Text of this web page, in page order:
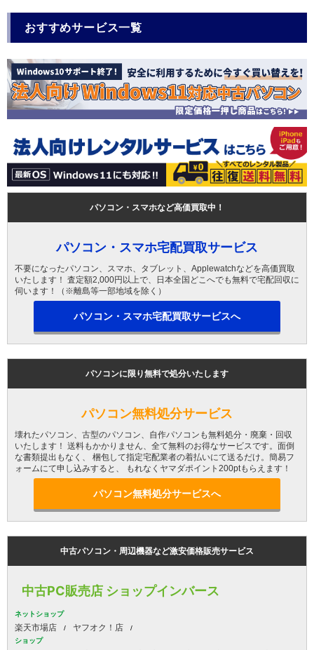
おすすめサービス一覧
パソコン・スマホなど高価買取中！
パソコン・スマホ宅配買取サービス
不要になったパソコン、スマホ、タブレット、Applewatchなどを高価買取
いたします！ 査定額2,000円以上で、日本全国どこへでも無料で宅配回収に
伺います！（※離島等一部地域を除く）
パソコン・スマホ宅配買取サービスへ
パソコンに限り無料で処分いたします
パソコン無料処分サービス
壊れたパソコン、古型のパソコン、自作パソコンも無料処分・廃棄・回収
いたします！ 送料もかかりません、全て無料のお得なサービスです。面倒
な書類提出もなく、 梱包して指定宅配業者の着払いにて送るだけ。簡易フ
ォームにて申し込みすると、 もれなくヤマダポイント200ptもらえます！
パソコン無料処分サービスへ
中古パソコン・周辺機器など激安価格販売サービス
中古PC販売店 ショップインバース
ネットショップ
楽天市場店 ヤフオク！店
ショップ